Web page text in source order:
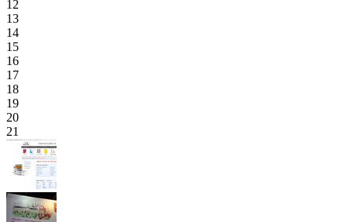
12
13
14
15
16
17
18
19
20
21